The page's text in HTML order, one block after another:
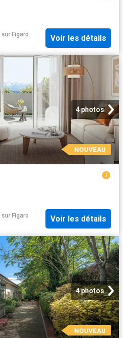
sur Figaro
Voir les détails
4 photos
NOUVEAU
sur Figaro
Voir les détails
4 photos
NOUVEAU